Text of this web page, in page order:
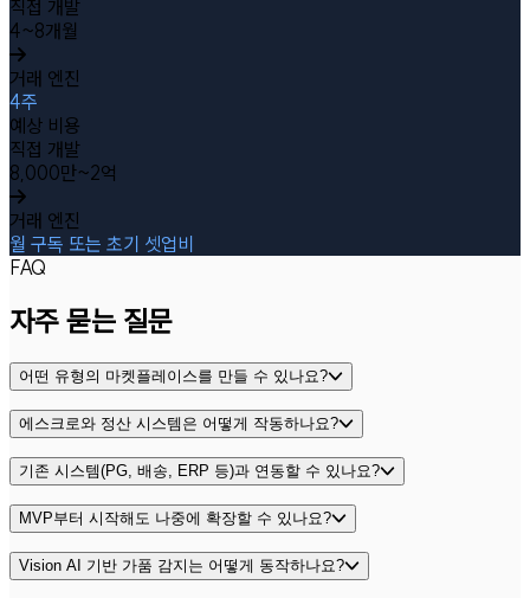
직접 개발
4~8개월
거래 엔진
4주
예상 비용
직접 개발
8,000만~2억
거래 엔진
월 구독 또는 초기 셋업비
FAQ
자주 묻는 질문
어떤 유형의 마켓플레이스를 만들 수 있나요?
에스크로와 정산 시스템은 어떻게 작동하나요?
기존 시스템(PG, 배송, ERP 등)과 연동할 수 있나요?
MVP부터 시작해도 나중에 확장할 수 있나요?
Vision AI 기반 가품 감지는 어떻게 동작하나요?